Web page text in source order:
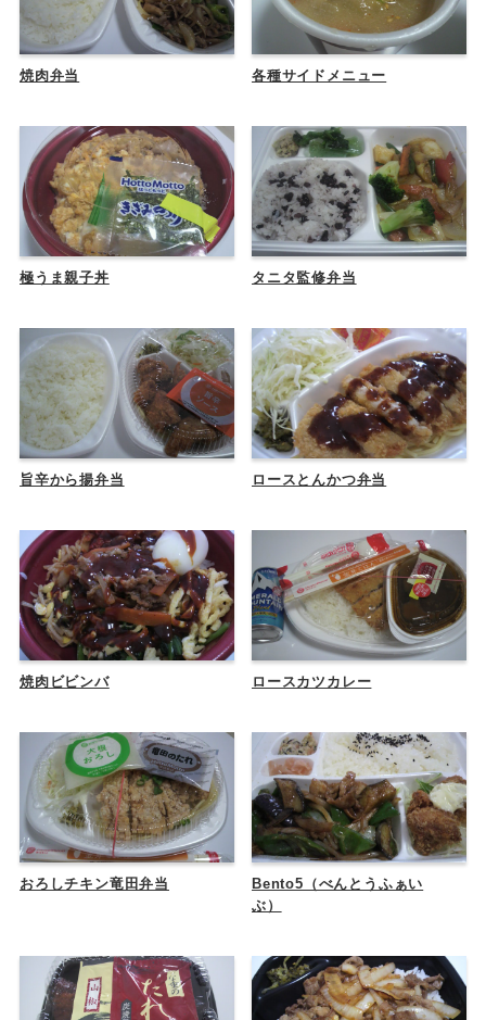
焼肉弁当 各種サイドメニュー
極うま親子丼 タニタ監修弁当
旨辛から揚弁当 ロースとんかつ弁当
焼肉ビビンバ ロースカツカレー
おろしチキン竜田弁当
Bento5（べんとうふぁい
ぶ）